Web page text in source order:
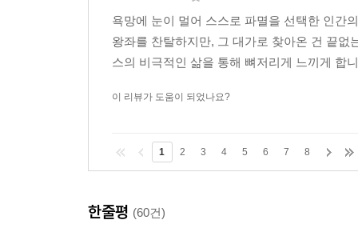
욕망에 눈이 멀어 스스로 파멸을 선택한 인간
왕좌를 찬탈하지만, 그 대가로 찾아온 건 끝
스의 비극적인 삶을 통해 뼈저리게 느끼게 합
이 리뷰가 도움이 되었나요?
1 2 3 4 5 6 7 8
한줄평 (60건)